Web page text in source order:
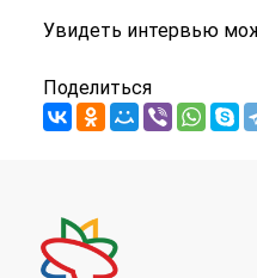
Увидеть интервью
Поделиться